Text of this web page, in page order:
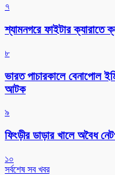
৭
শ্যামনগরে ফাইটার ক্যারাতে
৮
ভারত পাচারকালে বেনাপোল
আটক
৯
ফিংড়ীর ডাড়ার খালে অবৈধ
১০
সর্বশেষ সব খবর